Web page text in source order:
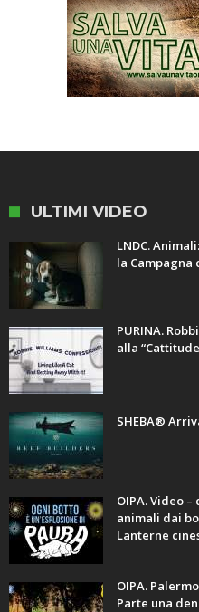
ULTIMI VIDEO
LNDC.
la Campagna
PURINA.
alla
SHEBA®
OIPA. Video
animali dai
Lanterne
OIPA.
Parte una